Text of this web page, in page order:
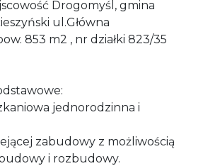
Drogomyśl, gmina
ul.Główna
853 m2 , nr działki 823/35
jednorodzinna i
zabudowy z możliwością
i rozbudowy.